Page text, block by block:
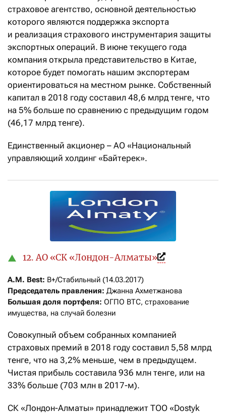
страховое агентство, основной деятельностью
которого являются поддержка экспорта
и реализация страхового инструментария защиты
экспортных операций. В июне текущего года
компания открыла представительство в Китае,
которое будет помогать нашим экспортерам
ориентироваться на местном рынке. Собственный
капитал в 2018 году составил 48,6 млрд тенге, что
на 5% больше по сравнению с предыдущим годом
(46,17 млрд тенге).
Единственный акционер – АО «Национальный
управляющий холдинг «Байтерек».
12. АО «СК «Лондон-Алматы»
A.M. Best:
Председатель правления:
Большая доля портфеля: ОГПО ВТС, страхование
имущества, на случай болезни
Совокупный объем собранных компанией
страховых премий в 2018 году составил 5,58 млрд
тенге, что на 3,2% меньше, чем в предыдущем.
Чистая прибыль составила 936 млн тенге, или на
33% больше (703 млн в 2017-м).
СК «Лондон-Алматы» принадлежит ТОО «Dostyk